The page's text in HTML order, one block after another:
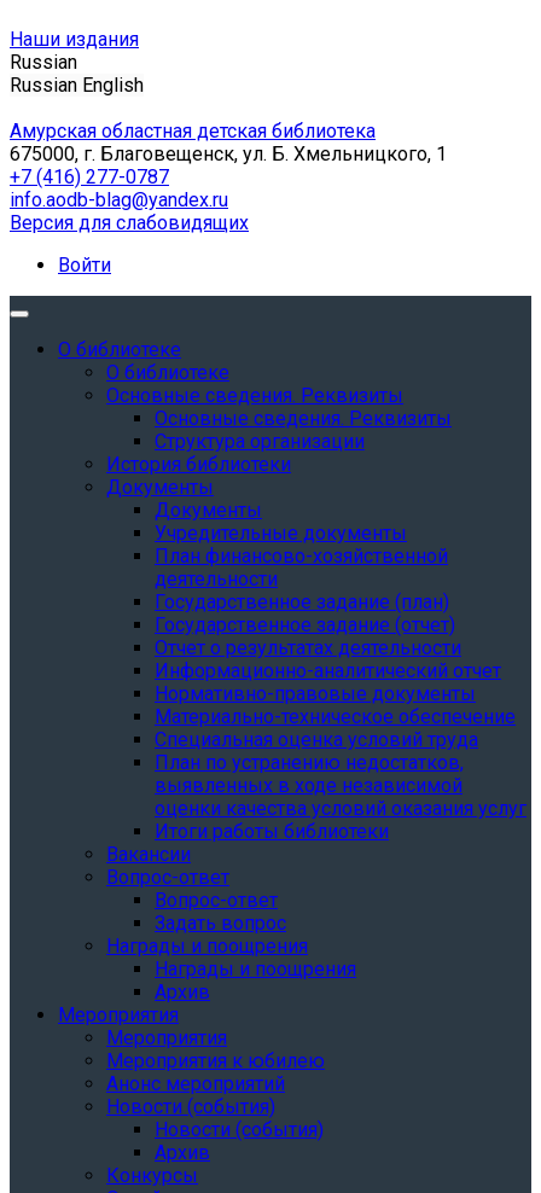
Наши издания
Russian
Russian English
Амурская областная детская библиотека
675000, г. Благовещенск, ул. Б. Хмельницкого, 1
+7 (416) 277-0787
info.aodb-blag@yandex.ru
Версия для слабовидящих
Войти
О библиотеке
О библиотеке
Основные сведения. Реквизиты
Основные сведения. Реквизиты
Структура организации
История библиотеки
Документы
Документы
Учредительные документы
План финансово-хозяйственной
деятельности
Государственное задание (план)
Государственное задание (отчет)
Отчет о результатах деятельности
Информационно-аналитический отчет
Нормативно-правовые документы
Материально-техническое обеспечение
Специальная оценка условий труда
План по устранению недостатков,
выявленных в ходе независимой
оценки качества условий оказания услуг
Итоги работы библиотеки
Вакансии
Вопрос-ответ
Вопрос-ответ
Задать вопрос
Награды и поощрения
Награды и поощрения
Архив
Мероприятия
Мероприятия
Мероприятия к юбилею
Анонс мероприятий
Новости (события)
Новости (события)
Архив
Конкурсы